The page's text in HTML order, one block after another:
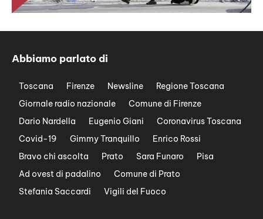
Abbiamo parlato di
Toscana Firenze Newsline
Regione Toscana
Giornale radio nazionale
Comune di Firenze
Dario Nardella
Eugenio Giani
Coronavirus Toscana
Covid-19
Gimmy Tranquillo
Enrico Rossi
Bravo chi ascolta
Prato Sara Funaro
Pisa
Ad ovest di padalino
Comune di Prato
Stefania Saccardi
Vigili del Fuoco